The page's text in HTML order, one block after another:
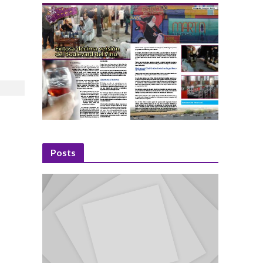
Posts